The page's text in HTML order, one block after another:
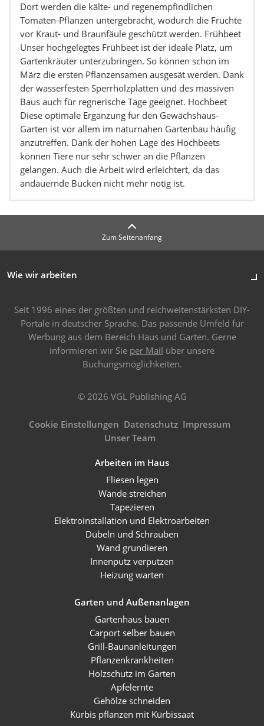
Dort werden die kälte- und regenempfindlichen
Tomaten-Pflanzen untergebracht, wodurch die Früchte
vor Kraut- und Braunfäule geschützt werden. Frühbeet
Unser hochgelegtes Frühbeet ist der ideale Platz, um
Gartenkräuter unterzubringen. So können schon im
März die ersten Pflanzensamen ausgesät werden. Dank
der wasserfesten Sperrholzplatten und des massiven
Baus auch für regnerische Tage geeignet. Hochbeet
Diese optimale Ergänzung für den Gewächshaus-
Garten ist vor allem im naturnahen Gartenbau häufig
anzutreffen. Dank der hohen Lage des Hochbeets
können Tiere nur sehr schwer an die Pflanzen
gelangen. Auch die Arbeit wird erleichtert, da das
andauernde Bücken nicht mehr nötig ist.
Zum Seitenanfang
Wie wir arbeiten
Seit 1996 eines der größten und reichweitenstärksten DIY-
Portale in deutscher Sprache. Das passende Umfeld für
Werbung aus dem Bereich Haus und Garten. Gerne
informieren wir Sie per Mail über unsere
Buchungsmöglichkeiten.
© 2026 VGL Publishing AG
Cookie Einstellungen Datenschutz Impressum
Unser Team
Arbeiten im Haus
Fliesen legen
Wände streichen
Tapezieren
Elektroinstallation und Elektroarbeiten
Dübeln und Schrauben
Wand grundieren
Innenputz verputzen
Heizung warten
Garten und Außenanlagen
Gartenhaus bauen
Carport selber bauen
Grill-Baunanleitungen
Pflanzenkrankheiten
Holzschutz im Garten
Apfelernte
Gehölze schneiden
Kürbis pflanzen mit Kürbissaat